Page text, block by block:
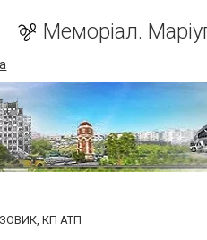
Меморіал.
КП АТП